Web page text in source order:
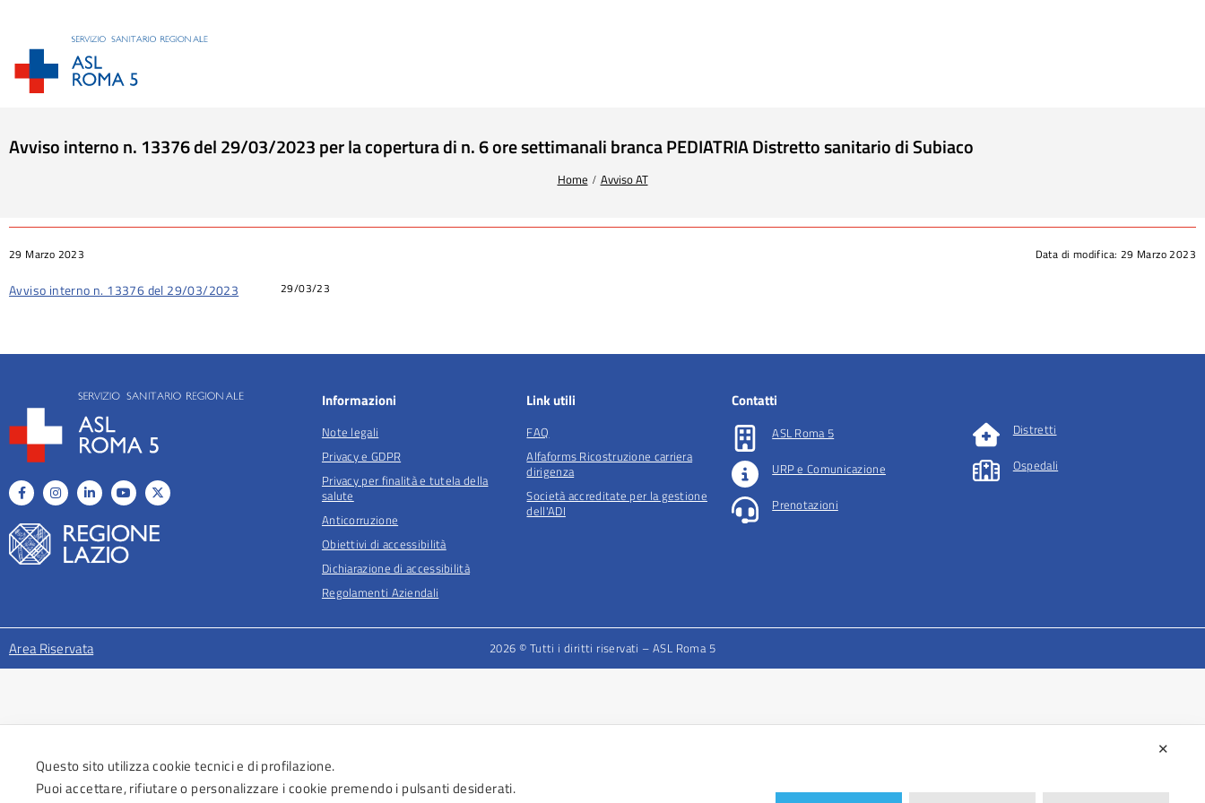
Avviso interno n. 13376 del 29/03/2023 per la copertura di n. 6 ore settimanali branca PEDIATRIA Distretto sanitario di Subiaco
Home Avviso AT
Data di modifica: 29 Marzo 2023
29 Marzo 2023
Avviso interno n. 13376 del 29/03/2023 29/03/23
Informazioni
Note legali
Privacy e GDPR
Privacy per finalità e tutela della
salute
Anticorruzione
Obiettivi di accessibilità
Dichiarazione di accessibilità
Regolamenti Aziendali
Link utili
FAQ
Alfaforms Ricostruzione carriera
dirigenza
Società accreditate per la gestione
dell'ADI
Contatti
ASL Roma 5
URP e Comunicazione
Prenotazioni
Distretti
Ospedali
Area Riservata 2026 © Tutti i diritti riservati – ASL Roma 5
✕
Questo sito utilizza cookie tecnici e di profilazione.
Puoi accettare, rifiutare o personalizzare i cookie premendo i pulsanti desiderati.